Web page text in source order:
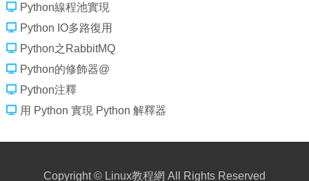
Python線程池實現
Python IO多路復用
Python之RabbitMQ
Python的修飾器@
Python注釋
用 Python 實現 Python 解釋器
Copyright © Linux教程網 All Rights Reserved